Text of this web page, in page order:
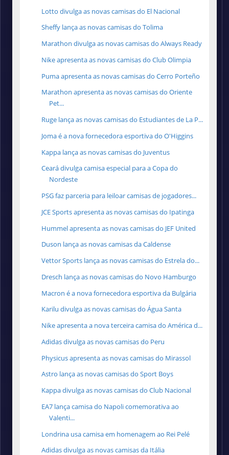
Lotto divulga as novas camisas do El Nacional
Sheffy lança as novas camisas do Tolima
Marathon divulga as novas camisas do Always Ready
Nike apresenta as novas camisas do Club Olimpia
Puma apresenta as novas camisas do Cerro Porteño
Marathon apresenta as novas camisas do Oriente
Pet...
Ruge lança as novas camisas do Estudiantes de La P...
Joma é a nova fornecedora esportiva do O'Higgins
Kappa lança as novas camisas do Juventus
Ceará divulga camisa especial para a Copa do
Nordeste
PSG faz parceria para leiloar camisas de jogadores...
JCE Sports apresenta as novas camisas do Ipatinga
Hummel apresenta as novas camisas do JEF United
Duson lança as novas camisas da Caldense
Vettor Sports lança as novas camisas do Estrela do...
Dresch lança as novas camisas do Novo Hamburgo
Macron é a nova fornecedora esportiva da Bulgária
Karilu divulga as novas camisas do Água Santa
Nike apresenta a nova terceira camisa do América d...
Adidas divulga as novas camisas do Peru
Physicus apresenta as novas camisas do Mirassol
Astro lança as novas camisas do Sport Boys
Kappa divulga as novas camisas do Club Nacional
EA7 lança camisa do Napoli comemorativa ao
Valenti...
Londrina usa camisa em homenagem ao Rei Pelé
Adidas divulga as novas camisas da Itália